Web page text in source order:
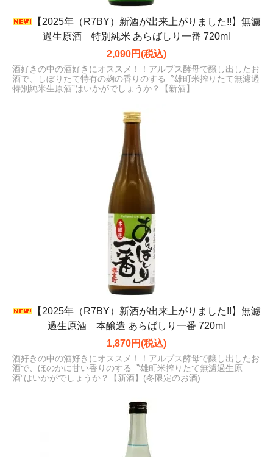
【2025年（R7BY）新酒が出来上がりました!!】無濾
過生原酒 特別純米 あらばしり一番 720ml
2,090円(税込)
酒好きの中の酒好きにオススメ！！アルプス酵母で醸し出したお
酒で、しぼりたて特有の麹の香りのする〝雄町米搾りたて無濾過
特別純米生原酒”はいかがでしょうか？【新酒】
【2025年（R7BY）新酒が出来上がりました!!】無濾
過生原酒 本醸造 あらばしり一番 720ml
1,870円(税込)
酒好きの中の酒好きにオススメ！！アルプス酵母で醸し出したお
酒で、ほのかに甘い香りのする〝雄町米搾りたて無濾過生原
酒”はいかがでしょうか？【新酒】(冬限定のお酒)